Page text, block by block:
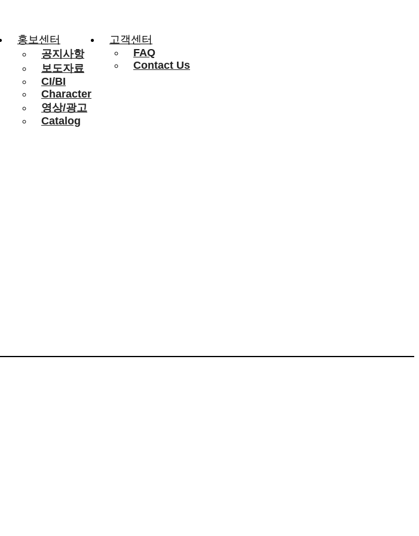
홍보센터
공지사항
보도자료
CI/BI
Character
영상/광고
Catalog
고객센터
FAQ
Contact Us